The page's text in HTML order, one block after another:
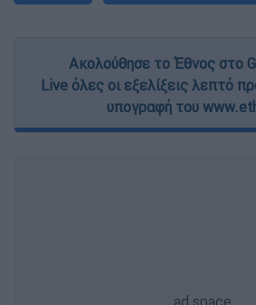
Ακολούθησε το Έθνος στο
Live όλες οι εξελίξεις λεπτό
υπογραφή του